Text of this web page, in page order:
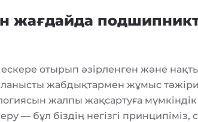
жағдайда
отырып әзірленген және
жабдықтармен жұмыс
жалпы жақсартуға мүмкіндік
— бұл біздің негізгі